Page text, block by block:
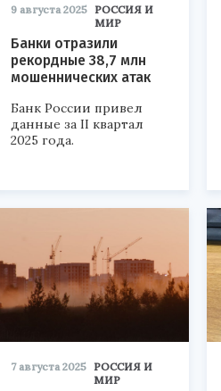
9 августа 2025 РОССИЯ И
МИР
Банки отразили
рекордные 38,7 млн
мошеннических атак
Банк России привел
данные за II квартал
2025 года.
7 августа 2025 РОССИЯ И
МИР